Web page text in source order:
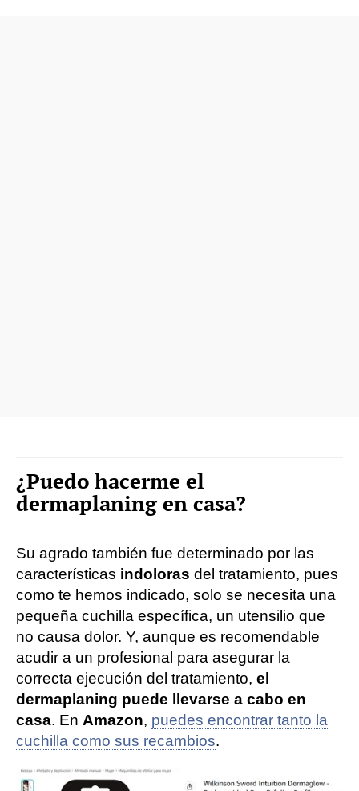
¿Puedo hacerme el
dermaplaning en casa?
Su agrado también fue determinado por las
características indoloras del tratamiento, pues
como te hemos indicado, solo se necesita una
pequeña cuchilla específica, un utensilio que
no causa dolor. Y, aunque es recomendable
acudir a un profesional para asegurar la
correcta ejecución del tratamiento, el
dermaplaning puede llevarse a cabo en
casa. En Amazon, puedes encontrar tanto la
cuchilla como sus recambios.